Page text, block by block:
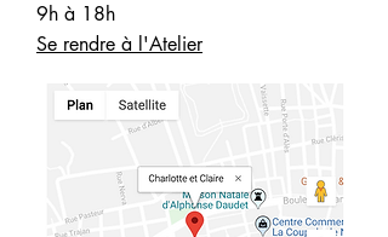
9h à 18h
Se rendre à l'Atelier